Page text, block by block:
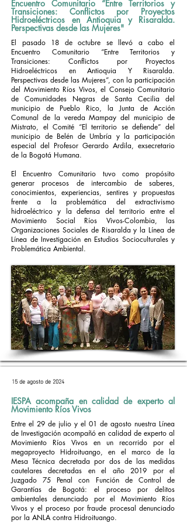
Encuentro Comunitario “Entre Territorios y
Transiciones: Conflictos por Proyectos
Hidroeléctricos en Antioquia y Risaralda.
Perspectivas desde las Mujeres"
El pasado 18 de octubre se llevó a cabo el
Encuentro Comunitario “Entre Territorios y
Transiciones: Conflictos por Proyectos
Hidroeléctricos en Antioquia Y Risaralda.
Perspectivas desde las Mujeres”, con la participación
del Movimiento Ríos Vivos, el Consejo Comunitario
de Comunidades Negras de Santa Cecilia del
municipio de Pueblo Rico, la Junta de Acción
Comunal de la vereda Mampay del municipio de
Mistrato, el Comité “El territorio se defiende” del
municipio de Belén de Umbría y la participación
especial del Profesor Gerardo Ardila, exsecretario
de la Bogotá Humana.
El Encuentro Comunitario tuvo como propósito
generar procesos de intercambio de saberes,
conocimientos, experiencias, sentires y propuestas
frente a la problemática del extractivismo
hidroeléctrico y la defensa del territorio entre el
Movimiento Social Ríos Vivos-Colombia, las
Organizaciones Sociales de Risaralda y la Línea de
Línea de Investigación en Estudios Socioculturales y
Problemática Ambiental.
15 de agosto de 2024
IESPA acompaña en calidad de experto al
Movimiento Ríos Vivos
Entre el 29 de julio y el 01 de agosto nuestra Línea
de Investigación acompañó en calidad de experto al
Movimiento Ríos Vivos en un recorrido por el
megaproyecto Hidroituango, en el marco de la
Mesa Técnica decretada por dos de las medidas
cautelares decretadas en el año 2019 por el
Juzgado 75 Penal con Función de Control de
Garantías de Bogotá: el proceso por delitos
ambientales denunciado por el Movimiento Ríos
Vivos y el proceso por fraude procesal denunciado
por la ANLA contra Hidroituango.